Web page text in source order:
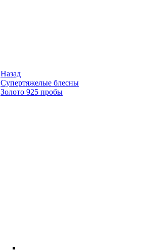
Назад
Супертяжелые блесны
Золото 925 пробы